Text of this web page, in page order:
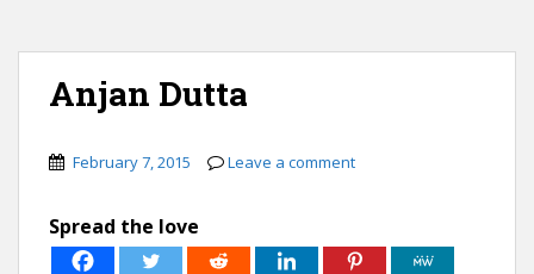
Anjan Dutta
February 7, 2015 Leave a comment
Spread the love